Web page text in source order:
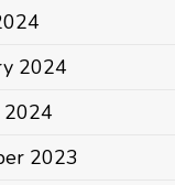
2024
2024
2023